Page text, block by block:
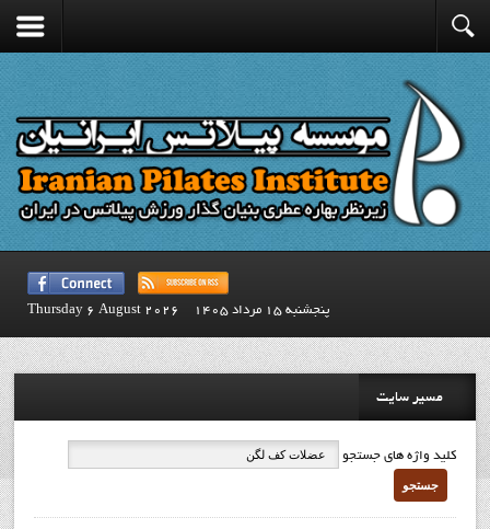
پنجشنبه 15 مرداد 1405 Thursday 6 August 2026
مسیر سایت
کلید واژه های جستجو
جستجو